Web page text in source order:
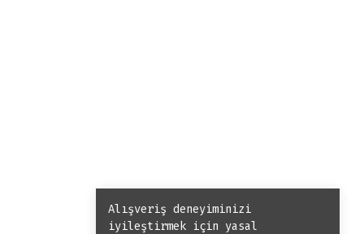
Alışveriş deneyiminizi
iyileştirmek için yasal